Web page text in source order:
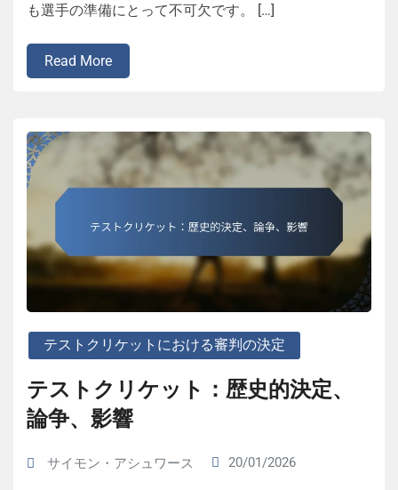
も選手の準備にとって不可欠です。 […]
Read More
テストクリケットにおける審判の決定
テストクリケット：歴史的決定、
論争、影響
サイモン・アシュワース 20/01/2026